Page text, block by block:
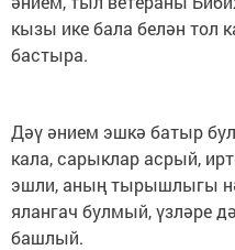
кызы ике бала белән тол
бастыра.
Дәү әнием эшкә батыр
кала, сарыклар асрый,
эшли, аның тырышлыгы
ялангач булмый, үзләре
башлый.